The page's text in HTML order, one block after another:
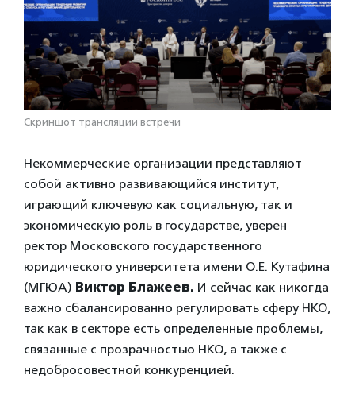
Скриншот трансляции встречи
Некоммерческие организации представляют
собой активно развивающийся институт,
играющий ключевую как социальную, так и
экономическую роль в государстве, уверен
ректор Московского государственного
юридического университета имени О.Е. Кутафина
(МГЮА) Виктор Блажеев. И сейчас как никогда
важно сбалансированно регулировать сферу НКО,
так как в секторе есть определенные проблемы,
связанные с прозрачностью НКО, а также с
недобросовестной конкуренцией.